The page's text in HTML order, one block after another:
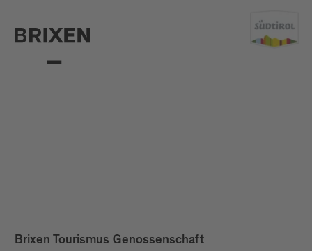
Brixen Tourismus Genossenschaft